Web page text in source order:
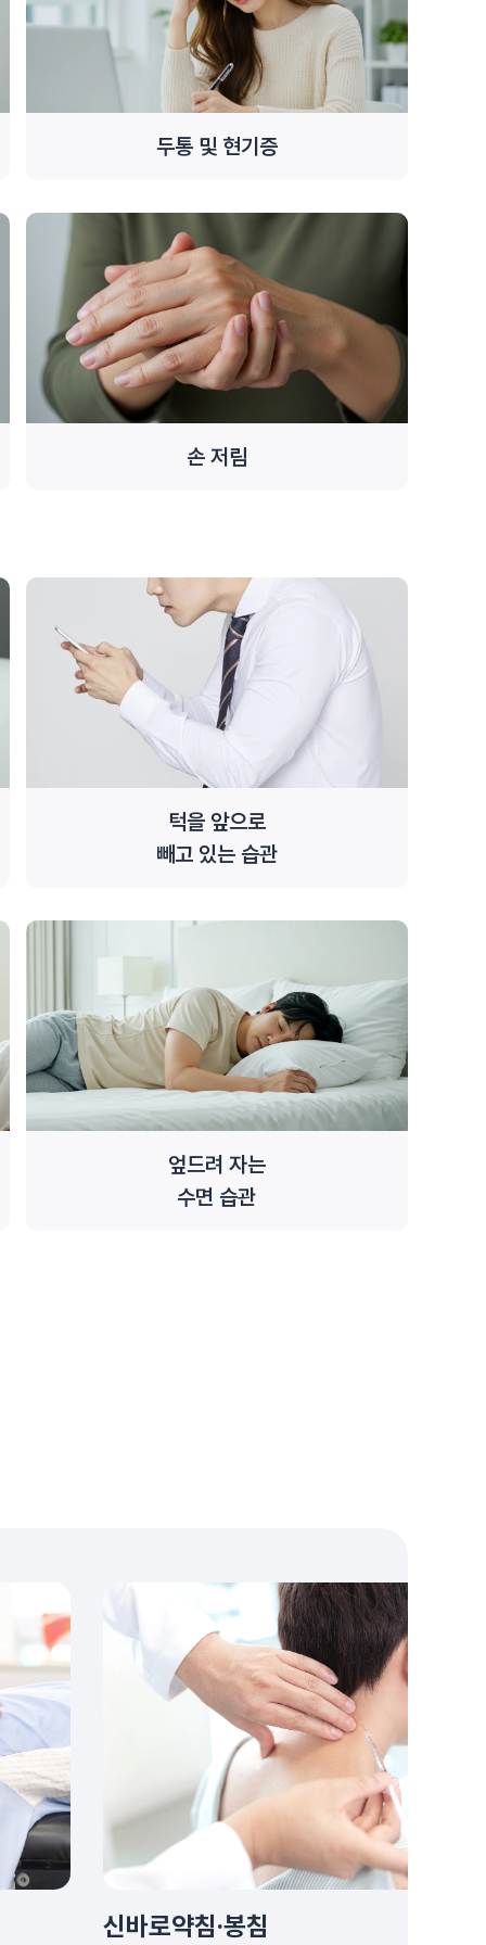
두통 및 현기증
손 저림
턱을 앞으로
빼고 있는 습관
엎드려 자는
수면 습관
신바로약침·봉침